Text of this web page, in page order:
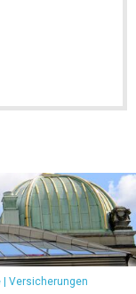
| Versicherungen